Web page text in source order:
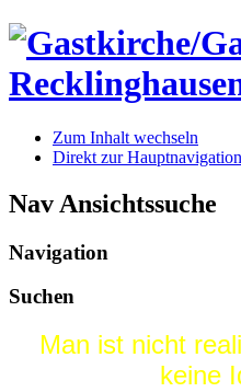
Zum Inhalt wechseln
Direkt zur
Nav Ansichtssuche
Navigation
Suchen
Man ist nicht
keine